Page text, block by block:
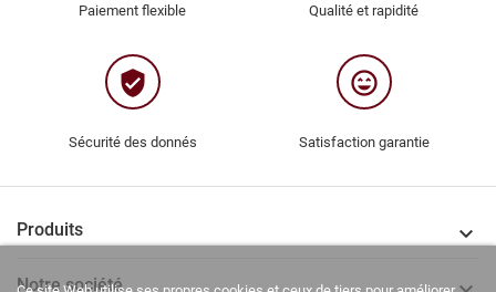
Paiement flexible Qualité et rapidité
verified_user
Sécurité des donnés
sentiment_very_satisfied
Satisfaction garantie
Produits 
Notre société